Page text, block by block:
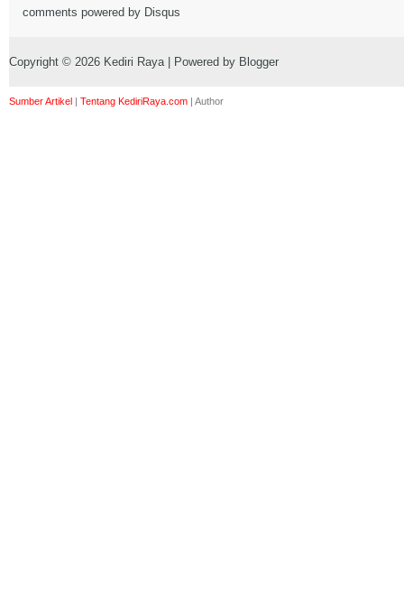
comments powered by Disqus
Copyright © 2026 Kediri Raya| Powered by Blogger
Sumber Artikel | Tentang KediriRaya.com | Author